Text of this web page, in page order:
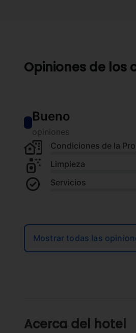
Opiniones de los
Bueno
opiniones
Condiciones de la
Limpieza
Servicios
Mostrar todas las
Acerca del hotel